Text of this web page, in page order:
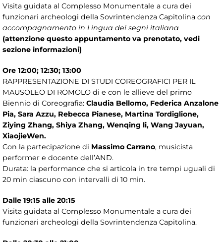
Visita guidata al Complesso Monumentale a cura dei
funzionari archeologi della Sovrintendenza Capitolina con
accompagnamento in Lingua dei segni italiana
(attenzione questo appuntamento va prenotato, vedi
sezione informazioni)
Ore 12:00; 12:30; 13:00
RAPPRESENTAZIONE DI STUDI COREOGRAFICI PER IL
MAUSOLEO DI ROMOLO di e con le allieve del primo
Biennio di Coreografia: Claudia Bellomo, Federica Anzalone
Pia, Sara Azzu, Rebecca Pianese, Martina Tordiglione,
Ziying Zhang, Shiya Zhang, Wenqing li, Wang Jayuan,
XiaojieWen.
Con la partecipazione di Massimo Carrano, musicista
performer e docente dell’AND.
Durata: la performance che si articola in tre tempi uguali di
20 min ciascuno con intervalli di 10 min.
Dalle 19:15 alle 20:15
Visita guidata al Complesso Monumentale a cura dei
funzionari archeologi della Sovrintendenza Capitolina.